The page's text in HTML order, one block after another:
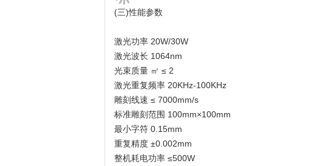
(三)性能参数
激光功率 20W/30W
激光波长 1064nm
光束质量 ㎡ ≤ 2
激光重复频率 20KHz-100KHz
雕刻线速 ≤ 7000mm/s
标准雕刻范围 100mm×100mm
最小字符 0.15mm
重复精度 ±0.002mm
整机耗电功率 ≤500W